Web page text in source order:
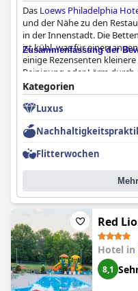
Das Loews Philadelphia
und der Nähe zu den
in der Innenstadt. Die
ist kühl, was für einen
einige Rezensenten
Reinigung oder Lärm
bemängelten, fanden
oder hervorragend. Das
Hotel ist nicht für alle
eine angenehme und
Verbesserungspotenzial.
Zusammenfassung der
Kategorien
Luxus
Flitterwochen
Red
Hotel in
8,1